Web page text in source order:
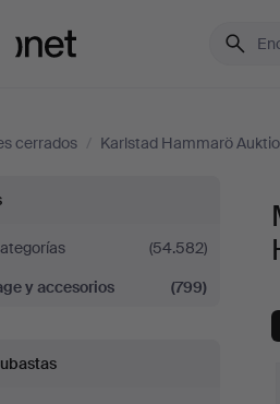
cerrados / Karlstad Hammarö
(54.582)
y accesorios
(799)